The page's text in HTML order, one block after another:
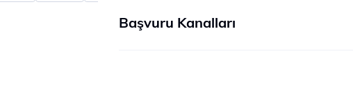
Başvuru Kanalları